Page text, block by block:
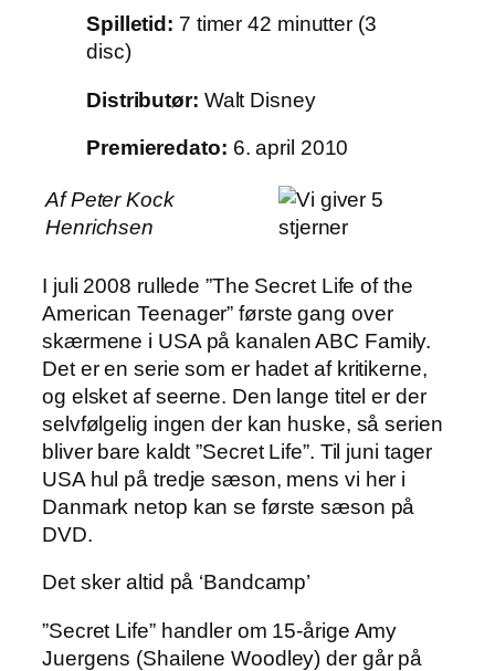
Spilletid: 7 timer 42 minutter (3
disc)
Distributør: Walt Disney
Premieredato: 6. april 2010
Af Peter Kock
Henrichsen
I juli 2008 rullede ”The Secret Life of the
American Teenager” første gang over
skærmene i USA på kanalen ABC Family.
Det er en serie som er hadet af kritikerne,
og elsket af seerne. Den lange titel er der
selvfølgelig ingen der kan huske, så serien
bliver bare kaldt ”Secret Life”. Til juni tager
USA hul på tredje sæson, mens vi her i
Danmark netop kan se første sæson på
DVD.
Det sker altid på ‘Bandcamp’
”Secret Life” handler om 15-årige Amy
Juergens (Shailene Woodley) der går på